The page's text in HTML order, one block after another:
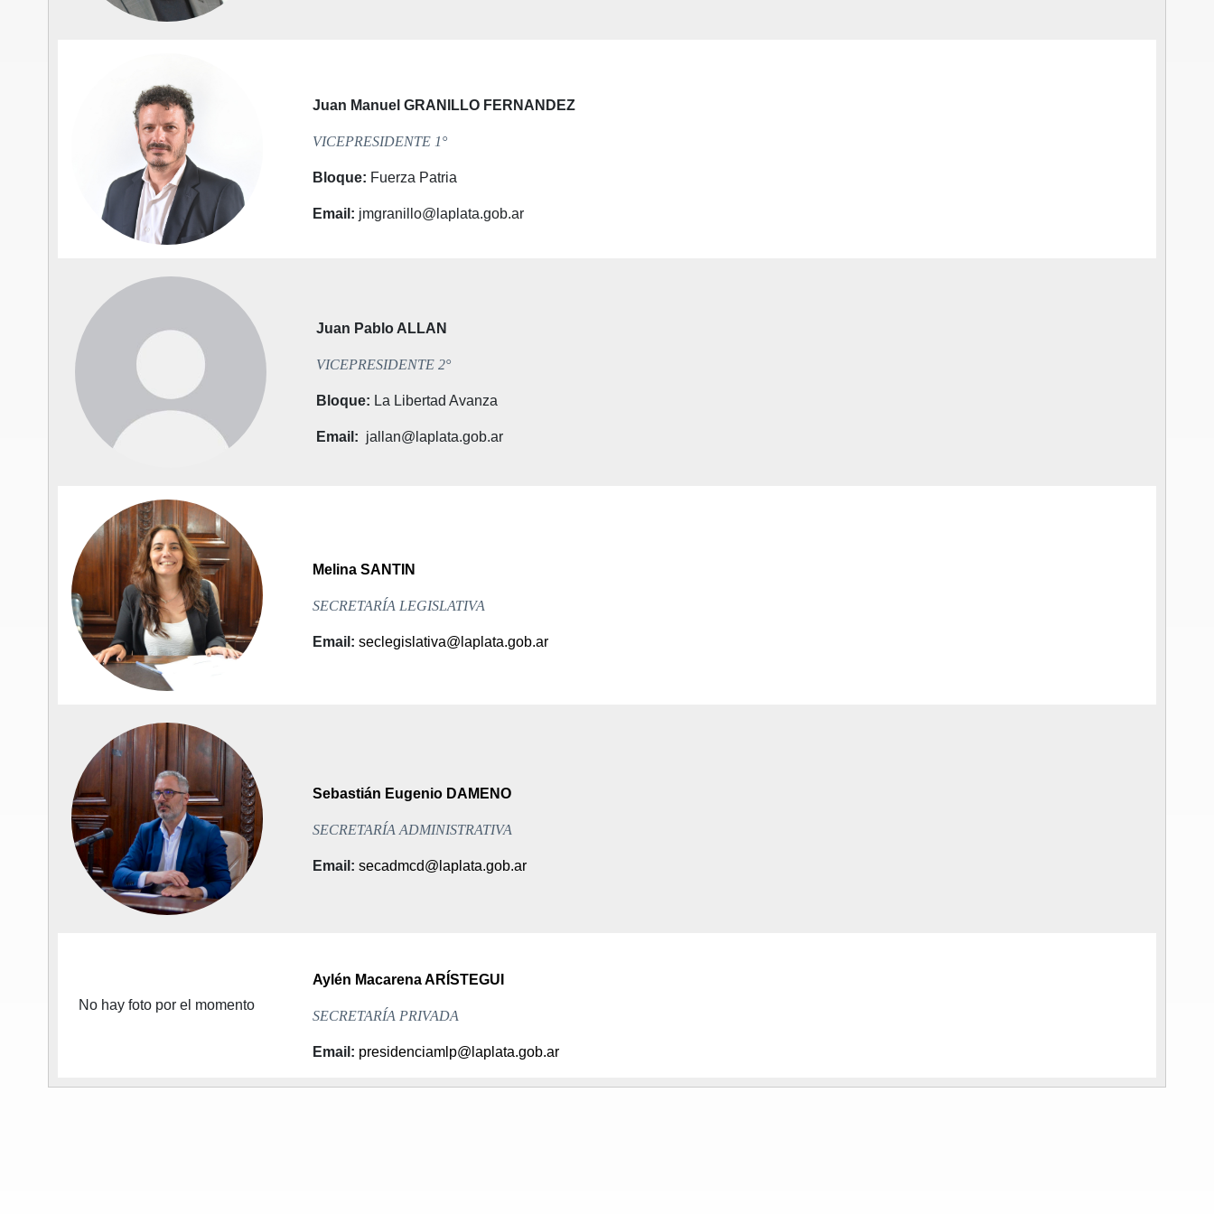
Juan Manuel GRANILLO FERNANDEZ
VICEPRESIDENTE 1°
Bloque: Fuerza Patria
Email : jmgranillo@laplata.gob.ar
Juan Pablo ALLAN
VICEPRESIDENTE 2°
Bloque: La Libertad Avanza
Email : jallan@laplata.gob.ar
Melina SANTIN
SECRETARÍA LEGISLATIVA
Email : seclegislativa@laplata.gob.ar
Sebastián Eugenio DAMENO
SECRETARÍA ADMINISTRATIVA
Email :secadmcd@laplata.gob.ar
No hay foto por el momento
Aylén Macarena ARÍSTEGUI
SECRETARÍA PRIVADA
Email : presidenciamlp@laplata.gob.ar